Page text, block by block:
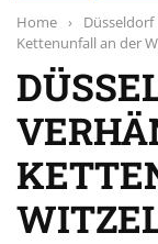
Home › Düsseldorf
Kettenunfall an der